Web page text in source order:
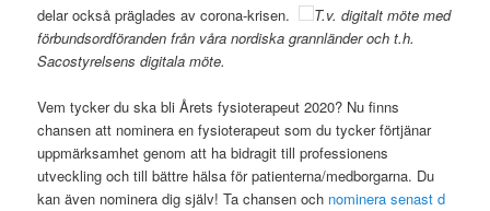
delar också präglades av corona-krisen.
T.v. digitalt möte med
förbundsordföranden från våranordiska grannländer och t.h.
Sacostyrelsens digitala möte.
Vem tycker du ska bli Årets fysioterapeut 2020? Nu finns
chansen att nominera en fysioterapeut som du tycker förtjänar
uppmärksamhet genom att ha bidragit till professionens
utveckling och till bättre hälsa för patienterna/medborgarna. Du
kan även nominera dig själv! Ta chansen och nominera senast d